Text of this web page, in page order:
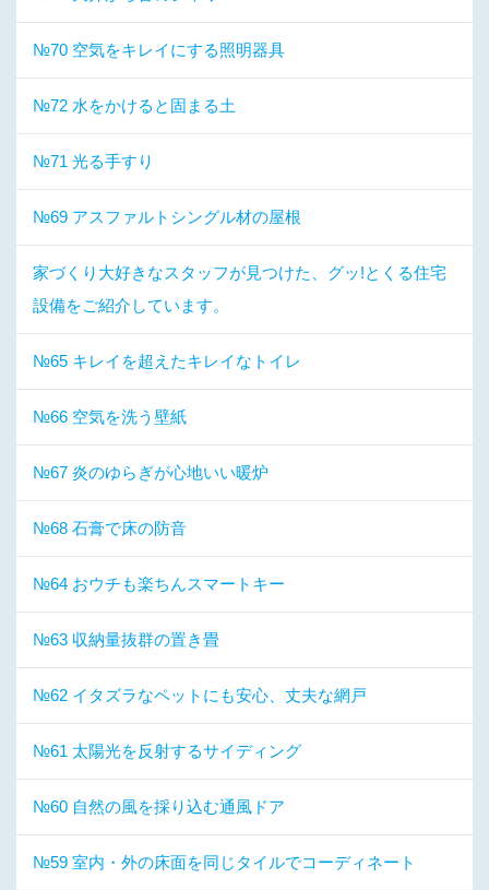
№70 空気をキレイにする照明器具
№72 水をかけると固まる土
№71 光る手すり
№69 アスファルトシングル材の屋根
家づくり大好きなスタッフが見つけた、グッ!とくる住宅
設備をご紹介しています。
№65 キレイを超えたキレイなトイレ
№66 空気を洗う壁紙
№67 炎のゆらぎが心地いい暖炉
№68 石膏で床の防音
№64 おウチも楽ちんスマートキー
№63 収納量抜群の置き畳
№62 イタズラなペットにも安心、丈夫な網戸
№61 太陽光を反射するサイディング
№60 自然の風を採り込む通風ドア
№59 室内・外の床面を同じタイルでコーディネート